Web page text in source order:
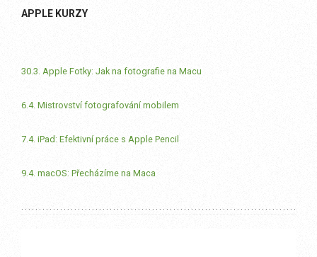
APPLE KURZY
30.3. Apple Fotky: Jak na fotografie na Macu
6.4. Mistrovství fotografování mobilem
7.4. iPad: Efektivní práce s Apple Pencil
9.4. macOS: Přecházíme na Maca